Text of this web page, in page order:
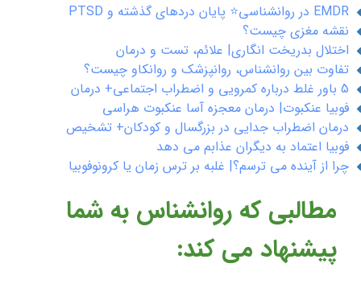
EMDR در روانشناسی⭐ پایان دردهای گذشته و PTSD
نقشه مغزی چیست؟
اختلال بدریخت انگاری| علائم، تست و درمان
تفاوت بین روانشناس، روانپزشک و روانکاو چیست؟
5 باور غلط درباره کمرویی و اضطراب اجتماعی+ درمان
فوبیا عنکبوت| درمان معجزه آسا عنکبوت هراسی
درمان اضطراب جدایی در بزرگسال و کودکان+ تشخیص
فوبیا اعتماد به دیگران عذابم می دهد
چرا از آینده می ترسم؟| غلبه بر ترس زمان یا کرونوفوبیا
مطالبی که روانشناس به شما
پیشنهاد می کند: